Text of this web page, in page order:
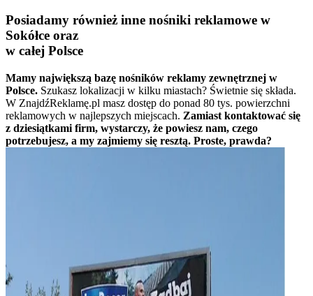
Posiadamy również inne nośniki reklamowe w
Sokółce oraz
w całej Polsce
Mamy największą bazę nośników reklamy zewnętrznej w
Polsce. Szukasz lokalizacji w kilku miastach? Świetnie się składa.
W ZnajdźReklamę.pl masz dostęp do ponad 80 tys. powierzchni
reklamowych w najlepszych miejscach. Zamiast kontaktować się
z dziesiątkami firm, wystarczy, że powiesz nam, czego
potrzebujesz, a my zajmiemy się resztą. Proste, prawda?